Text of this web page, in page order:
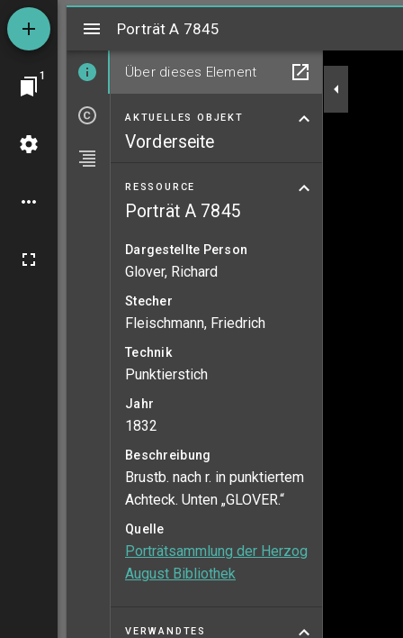
1
MiradorPorträt A 7845
Über dieses Element
AKTUELLES OBJEKT
Vorderseite
RESSOURCE
Porträt A 7845
Dargestellte Person
Glover, Richard
Stecher
Fleischmann, Friedrich
Technik
Punktierstich
Jahr
1832
Beschreibung
Brustb. nach r. in punktiertem
Achteck. Unten „GLOVER.“
Quelle
Porträtsammlung der Herzog
August Bibliothek
VERWANDTES
Porträt A 7845